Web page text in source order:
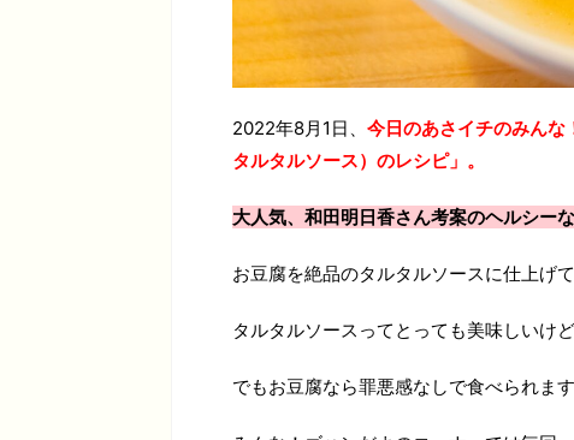
2022年8月1日、 今日のあさイチのみんな
タルタルソース） のレシピ」。
大人気、和田明日香さん考案のヘルシー
お豆腐を絶品のタルタルソースに仕上げ
タルタルソースってとっても美味しいけ
でもお豆腐なら罪悪感なしで食べられます